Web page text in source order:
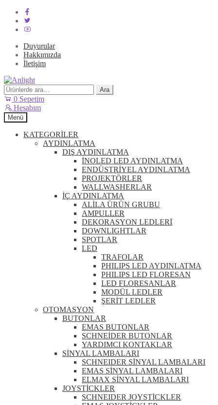
Duyurular
Hakkımızda
İletişim
Dolaşıma
geç
İçeriğe
geç
Ara: Ara
0 Sepetim
Hesabım
Menü
KATEGORİLER
AYDINLATMA
DIŞ AYDINLATMA
İNOLED LED AYDINLATMA
ENDÜSTRİYEL AYDINLATMA
PROJEKTÖRLER
WALLWASHERLAR
İÇ AYDINLATMA
ALİLA ÜRÜN GRUBU
AMPULLER
DEKORASYON LEDLERİ
DOWNLIGHTLAR
SPOTLAR
LED
TRAFOLAR
PHILIPS LED AYDINLATMA
PHILIPS LED FLORESAN
LED FLORESANLAR
MODÜL LEDLER
ŞERİT LEDLER
OTOMASYON
BUTONLAR
EMAS BUTONLAR
SCHNEİDER BUTONLAR
YARDIMCI KONTAKLAR
SİNYAL LAMBALARI
SCHNEIDER SİNYAL LAMBALARI
EMAS SİNYAL LAMBALARI
ELMAX SİNYAL LAMBALARI
JOYSTİCKLER
SCHNEIDER JOYSTİCKLER